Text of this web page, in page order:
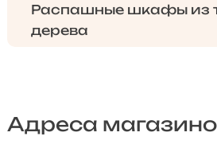
Распашные шкафы из
дерева
Адреса